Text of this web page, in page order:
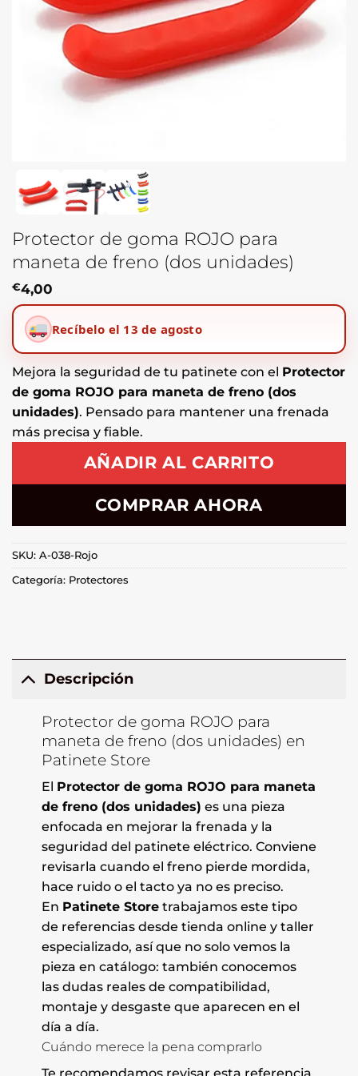
Protector de goma ROJO para
maneta de freno (dos unidades)
€4,00
Recíbelo el 13 de agosto
Mejora la seguridad de tu patinete con el Protector
de goma ROJO para maneta de freno (dos
unidades). Pensado para mantener una frenada
más precisa y fiable.
AÑADIR AL CARRITO
COMPRAR AHORA
SKU: A-038-Rojo
Categoría: Protectores
Descripción
Protector de goma ROJO para
maneta de freno (dos unidades) en
Patinete Store
El Protector de goma ROJO para maneta
de freno (dos unidades) es una pieza
enfocada en mejorar la frenada y la
seguridad del patinete eléctrico. Conviene
revisarla cuando el freno pierde mordida,
hace ruido o el tacto ya no es preciso.
En Patinete Storetrabajamos este tipo
de referencias desde tienda online y taller
especializado, así que no solo vemos la
pieza en catálogo: también conocemos
las dudas reales de compatibilidad,
montaje y desgaste que aparecen en el
día a día.
Cuándo merece la pena comprarlo